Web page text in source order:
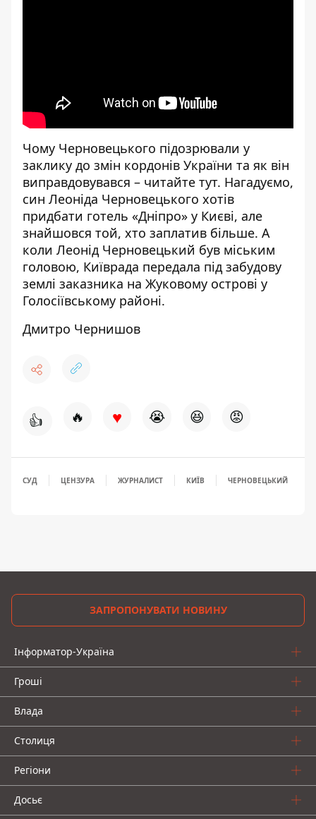
Чому Черновецького підозрювали у
заклику до змін кордонів України та як він
виправдовувався – читайте тут. Нагадуємо,
син Леоніда Черновецького хотів
придбати готель «Дніпро» у Києві, але
знайшовся той, хто заплатив більше. А
коли Леонід Черновецький був міським
головою, Київрада передала під забудову
землі заказника на Жуковому острові у
Голосіївському районі.
Дмитро Чернишов
👍 🔥 ♥ 😭 😆 😡
СУД ЦЕНЗУРА ЖУРНАЛИСТ КИЇВ ЧЕРНОВЕЦЬКИЙ
ЗАПРОПОНУВАТИ НОВИНУ
Інформатор-Україна
Гроші
Влада
Столиця
Регіони
Досьє